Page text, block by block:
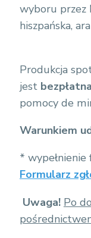
wyboru przez
hiszpańska,
Produkcja
jest bezpłatna
pomocy de
Warunkiem
* wypełnienie
Formularz
Uwaga! Po